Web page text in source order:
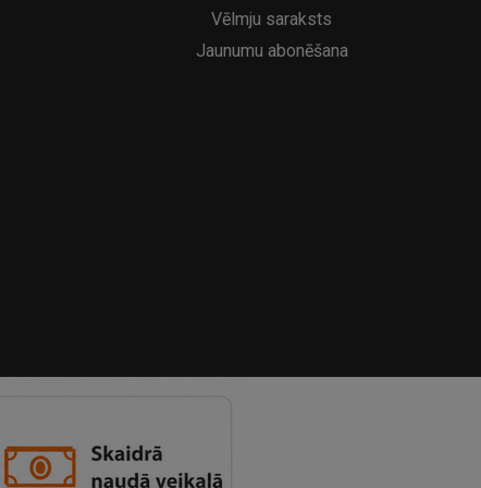
Vēlmju saraksts
Jaunumu abonēšana